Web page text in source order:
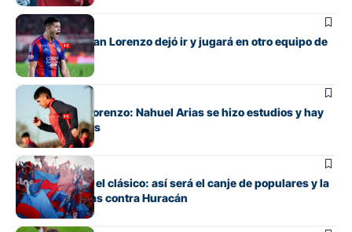
Fútbol
El lateral que San Lorenzo dejó ir y jugará en otro equipo de
Primera
Fútbol
Alivio en San Lorenzo: Nahuel Arias se hizo estudios y hay
buenas noticias
Fútbol
Todo listo para el clásico: así será el canje de populares y la
venta de plateas contra Huracán